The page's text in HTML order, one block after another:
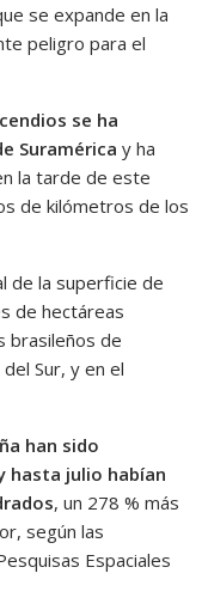
se expande en la
peligro para el
se ha
Suramérica y ha
la tarde de este
de kilómetros de los
de la superficie de
de hectáreas
brasileños de
Sur, y en el
han sido
hasta julio habían
, un 278 % más
según las
Espaciales